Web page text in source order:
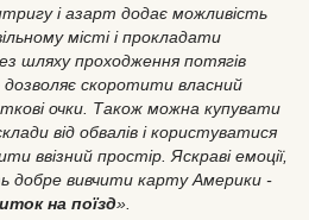
і азарт додає можливість
місті і прокладати
шляху проходження потягів
скоротити власний
очки. Також можна купувати
від обвалів і користуватися
ввізний простір. Яскраві емоції,
добре вивчити карту Америки -
на поїзд».